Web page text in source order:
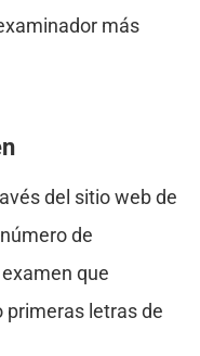
más
del sitio web de
de
que
primeras letras de